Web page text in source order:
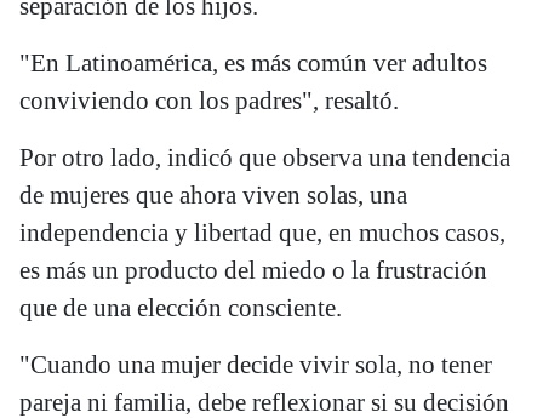
separación de los hijos.
"En Latinoamérica, es más común ver adultos
conviviendo con los padres", resaltó.
Por otro lado, indicó que observa una tendencia
de mujeres que ahora viven solas, una
independencia y libertad que, en muchos casos,
es más un producto del miedo o la frustración
que de una elección consciente.
"Cuando una mujer decide vivir sola, no tener
pareja ni familia, debe reflexionar si su decisión